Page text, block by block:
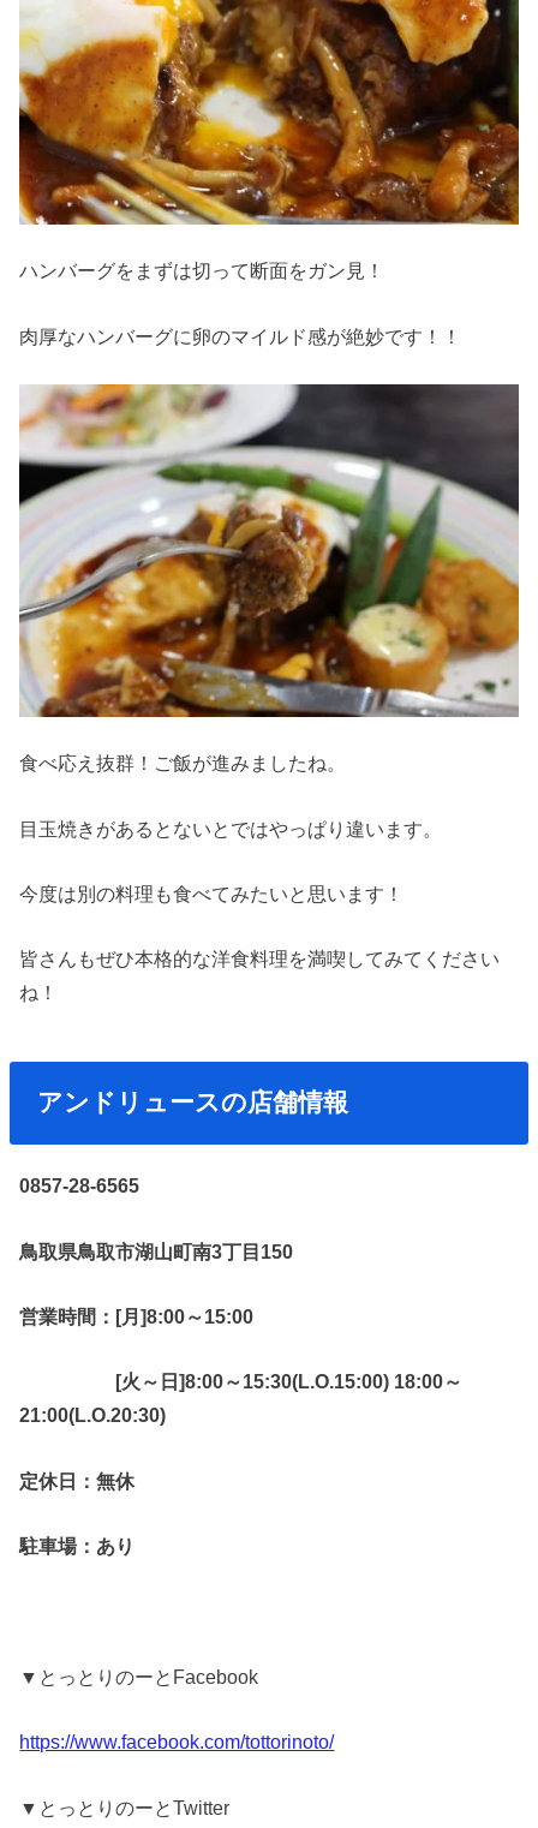
ハンバーグをまずは切って断面をガン見！
肉厚なハンバーグに卵のマイルド感が絶妙です！！
食べ応え抜群！ご飯が進みましたね。
目玉焼きがあるとないとではやっぱり違います。
今度は別の料理も食べてみたいと思います！
皆さんもぜひ本格的な洋食料理を満喫してみてください
ね！
アンドリュースの店舗情報
0857-28-6565
鳥取県鳥取市湖山町南3丁目150
営業時間：[月]8:00～15:00
[火～日]8:00～15:30(L.O.15:00) 18:00～
21:00(L.O.20:30)
定休日：無休
駐車場：あり
▼とっとりのーとFacebook
https://www.facebook.com/tottorinoto/
▼とっとりのーとTwitter